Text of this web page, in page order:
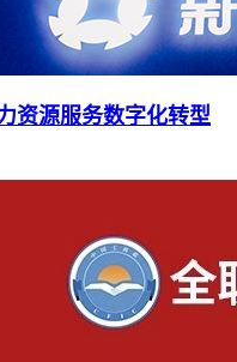
资源服务数字化转型